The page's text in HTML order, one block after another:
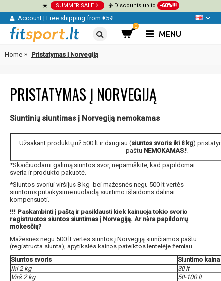
☀️ SUMMER SALE ☀️ Discounts up to -60%!!!
Account | Free shipping from €59!
0
MENU
Home Pristatymas į Norvegiją
PRISTATYMAS Į NORVEGIJĄ
Siuntinių siuntimas į Norvegiją nemokamas
Užsakant produktų už 500 lt ir daugiau (siuntos svoris iki 8 kg)
paštu NEMOKAMAS!!!
*Skaičiuodami galimą siuntos svorį nepamiškite, kad papildomai
sveria ir produkto pakuotė.
*Siuntos svoriui viršijus 8 kg bei mažesnės negu 500 lt vertės
siuntoms pritaikysime nuolaidą siuntimo išlaidoms dalinai
kompensuoti.
!!! Paskambinti į paštą ir pasiklausti kiek kainuoja tokio svorio
registruotos siuntos siuntimas į Norvegiją. Ar nėra papildomų
mokesčių?
Mažesnės negu 500 lt vertės siuntos į Norvegiją siunčiamos paštu
(registruota siunta), apytikslės kainos pateiktos lentelėje žemiau.
Siuntos svoris
Siuntimo kaina
Iki 2 kg
30 lt
Virš 2 kg
50-100 lt